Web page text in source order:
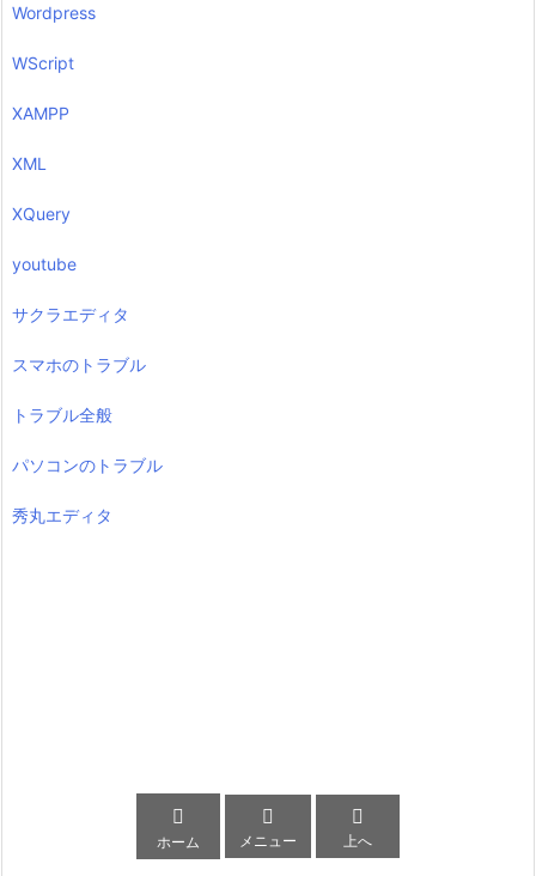
Wordpress
WScript
XAMPP
XML
XQuery
youtube
サクラエディタ
スマホのトラブル
トラブル全般
パソコンのトラブル
秀丸エディタ

ホーム

メニュー

上へ